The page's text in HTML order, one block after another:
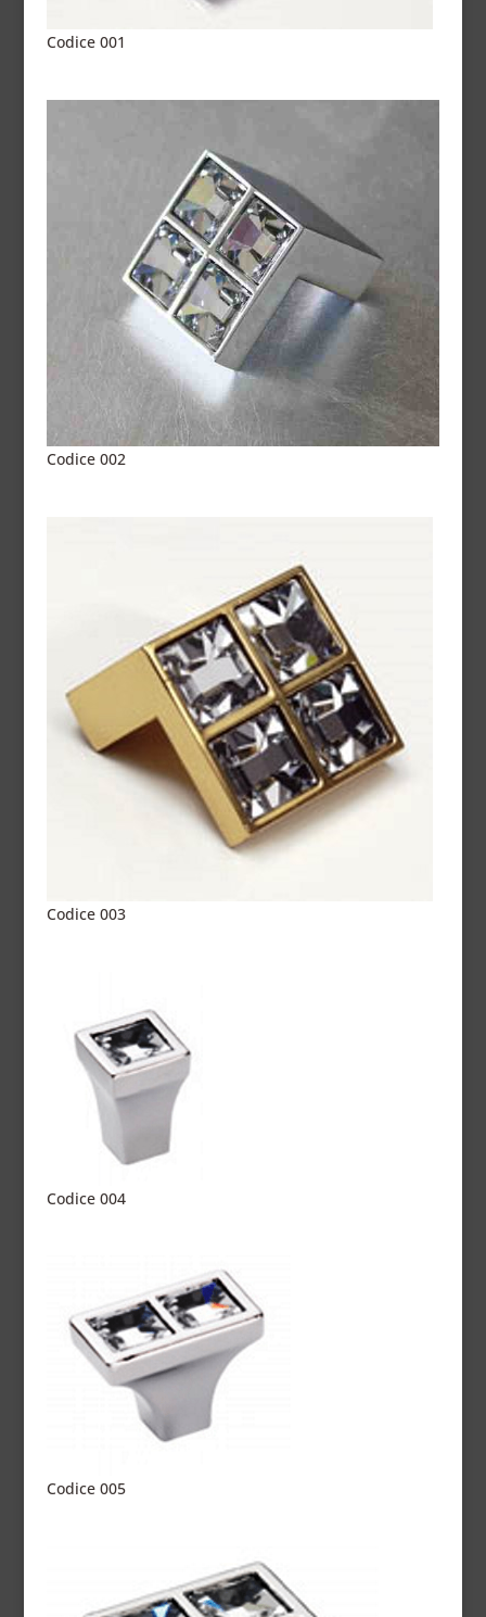
Codice 001
Codice 002
Codice 003
Codice 004
Codice 005